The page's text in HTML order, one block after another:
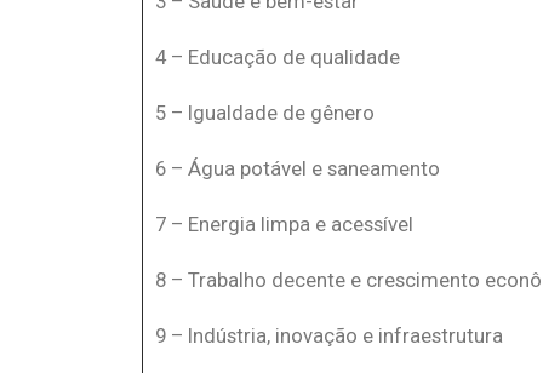
4 – Educação de qualidade
5 – Igualdade de gênero
6 – Água potável e saneamento
7 – Energia limpa e acessível
8 – Trabalho decente e crescimento
9 – Indústria, inovação e infraestrutura